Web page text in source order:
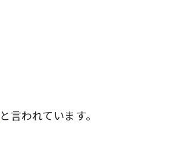
と言われています。